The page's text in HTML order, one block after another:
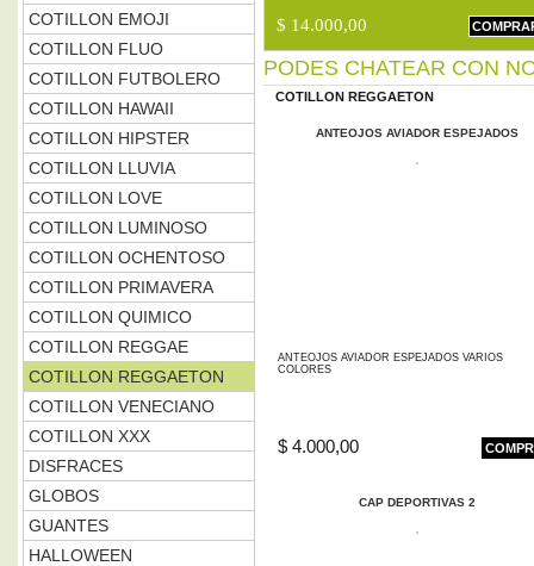
COTILLON EMOJI
COTILLON FLUO
COTILLON FUTBOLERO
COTILLON HAWAII
COTILLON HIPSTER
COTILLON LLUVIA
COTILLON LOVE
COTILLON LUMINOSO
COTILLON OCHENTOSO
COTILLON PRIMAVERA
COTILLON QUIMICO
COTILLON REGGAE
COTILLON REGGAETON
COTILLON VENECIANO
COTILLON XXX
DISFRACES
GLOBOS
GUANTES
HALLOWEEN
$ 14.000,00
PODES CHATEAR CON
COTILLON REGGAETON
ANTEOJOS AVIADOR ESPEJADOS
ANTEOJOS AVIADOR ESPEJADOS VARIOS
COLORES
$ 4.000,00
CAP DEPORTIVAS 2